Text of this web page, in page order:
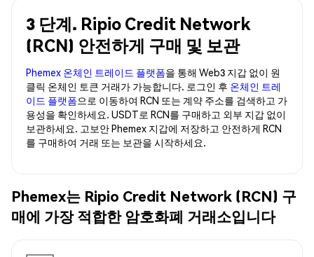
3 단계. Ripio Credit Network
(RCN) 안전하게 구매 및 보관
Phemex 온체인 트레이드 플랫폼을 통해 Web3 지갑 없이 원
클릭 온체인 토큰 거래가 가능합니다. 로그인 후 온체인 트레
이드 플랫폼으로 이동하여 RCN 또는 계약 주소를 검색하고 가
용성을 확인하세요. USDT로 RCN를 구매하고 외부 지갑 없이
보관하세요. 고보안 Phemex 지갑에 저장하고 안전하게 RCN
를 구매하여 거래 또는 보관을 시작하세요.
Phemex는 Ripio Credit Network (RCN) 구
매에 가장 적합한 암호화폐 거래소입니다